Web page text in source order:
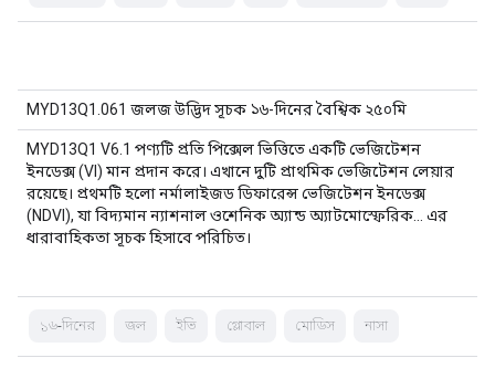
MYD13Q1.061 জলজ উদ্ভিদ সূচক ১৬-দিনের বৈশ্বিক ২৫০মি
MYD13Q1 V6.1 পণ্যটি প্রতি পিক্সেল ভিত্তিতে একটি ভেজিটেশন
ইনডেক্স (VI) মান প্রদান করে। এখানে দুটি প্রাথমিক ভেজিটেশন লেয়ার
রয়েছে। প্রথমটি হলো নর্মালাইজড ডিফারেন্স ভেজিটেশন ইনডেক্স
(NDVI), যা বিদ্যমান ন্যাশনাল ওশেনিক অ্যান্ড অ্যাটমোস্ফেরিক... এর
ধারাবাহিকতা সূচক হিসাবে পরিচিত।
১৬-দিনের জল ইভি গ্লোবাল মোডিস নাসা